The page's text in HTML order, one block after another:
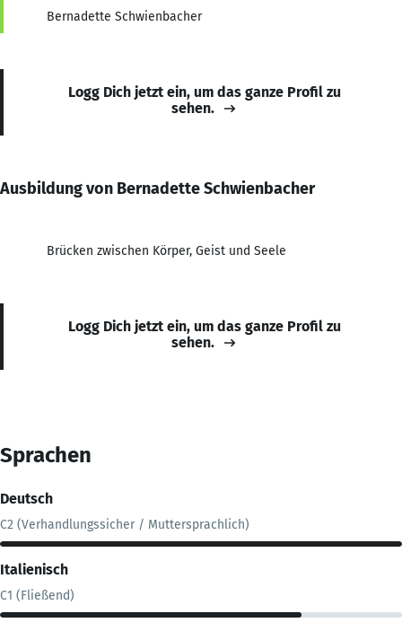
Bernadette Schwienbacher
Logg Dich jetzt ein, um das ganze Profil zu
sehen.
Ausbildung von Bernadette Schwienbacher
Brücken zwischen Körper, Geist und Seele
Logg Dich jetzt ein, um das ganze Profil zu
sehen.
Sprachen
Deutsch
C2 (Verhandlungssicher / Muttersprachlich)
Italienisch
C1 (Fließend)